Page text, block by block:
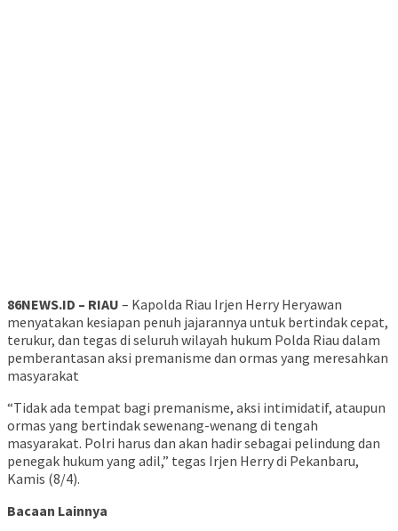
86NEWS.ID – RIAU – Kapolda Riau Irjen Herry Heryawan
menyatakan kesiapan penuh jajarannya untuk bertindak cepat,
terukur, dan tegas di seluruh wilayah hukum Polda Riau dalam
pemberantasan aksi premanisme dan ormas yang meresahkan
masyarakat
“Tidak ada tempat bagi premanisme, aksi intimidatif, ataupun
ormas yang bertindak sewenang-wenang di tengah
masyarakat. Polri harus dan akan hadir sebagai pelindung dan
penegak hukum yang adil,” tegas Irjen Herry di Pekanbaru,
Kamis (8/4).
Bacaan Lainnya